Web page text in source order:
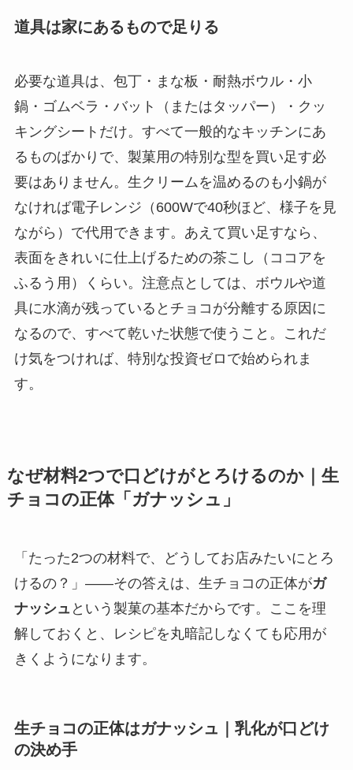
道具は家にあるもので足りる
必要な道具は、包丁・まな板・耐熱ボウル・小
鍋・ゴムベラ・バット（またはタッパー）・クッ
キングシートだけ。すべて一般的なキッチンにあ
るものばかりで、製菓用の特別な型を買い足す必
要はありません。生クリームを温めるのも小鍋が
なければ電子レンジ（600Wで40秒ほど、様子を見
ながら）で代用できます。あえて買い足すなら、
表面をきれいに仕上げるための茶こし（ココアを
ふるう用）くらい。注意点としては、ボウルや道
具に水滴が残っているとチョコが分離する原因に
なるので、すべて乾いた状態で使うこと。これだ
け気をつければ、特別な投資ゼロで始められま
す。
なぜ材料2つで口どけがとろけるのか｜生
チョコの正体「ガナッシュ」
「たった2つの材料で、どうしてお店みたいにとろ
けるの？」——その答えは、生チョコの正体がガ
ナッシュ という製菓の基本だからです。ここを理
解しておくと、レシピを丸暗記しなくても応用が
きくようになります。
生チョコの正体はガナッシュ｜乳化が口どけ
の決め手